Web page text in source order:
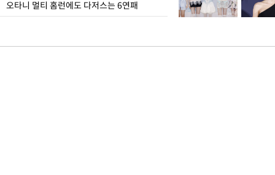
오타니 멀티 홈런에도 다저스는 6연패